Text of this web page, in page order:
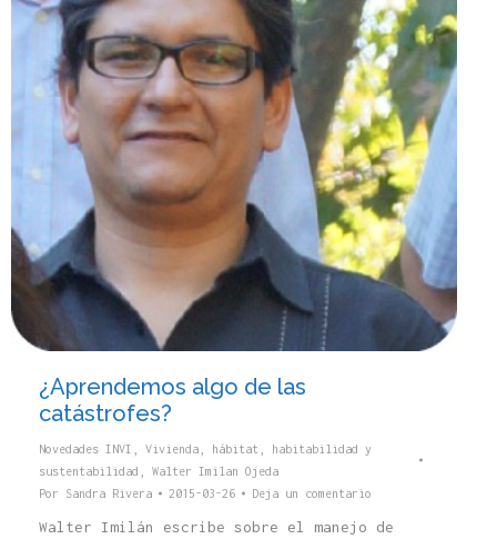
¿Aprendemos algo de las
catástrofes?
Novedades INVI
Vivienda, hábitat, habitabilidad y
sustentabilidad
Walter Imilan Ojeda
Por Sandra Rivera 2015-03-26 Deja un comentario
Walter Imilán escribe sobre el manejo de